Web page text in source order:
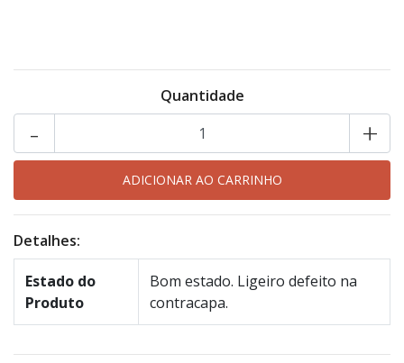
Quantidade
+
-
Detalhes:
Estado do
Produto
Bom estado. Ligeiro defeito na
contracapa.